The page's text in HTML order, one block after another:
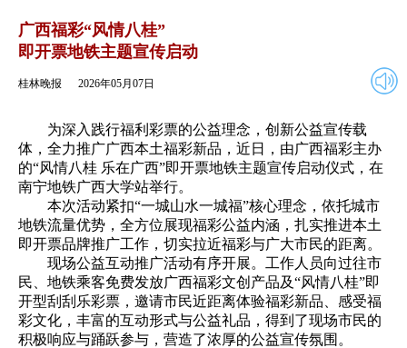
2026年05月07日
广西福彩“风情八桂”
即开票地铁主题宣传启动
桂林晚报 2026年05月07日
为深入践行福利彩票的公益理念，创新公益宣传载
体，全力推广广西本土福彩新品，近日，由广西福彩主办
的“风情八桂 乐在广西”即开票地铁主题宣传启动仪式，在
南宁地铁广西大学站举行。
本次活动紧扣“一城山水一城福”核心理念，依托城市
地铁流量优势，全方位展现福彩公益内涵，扎实推进本土
即开票品牌推广工作，切实拉近福彩与广大市民的距离。
现场公益互动推广活动有序开展。工作人员向过往市
民、地铁乘客免费发放广西福彩文创产品及“风情八桂”即
开型刮刮乐彩票，邀请市民近距离体验福彩新品、感受福
彩文化，丰富的互动形式与公益礼品，得到了现场市民的
积极响应与踊跃参与，营造了浓厚的公益宣传氛围。